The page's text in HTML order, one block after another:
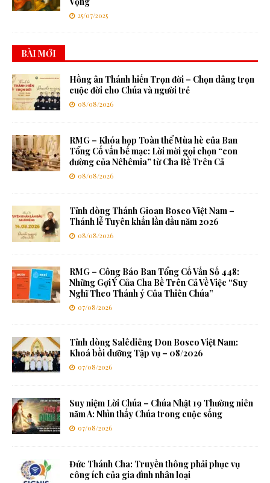
25/07/2025
BÀI MỚI
Hồng ân Thánh hiến Trọn đời – Chọn dâng trọn
cuộc đời cho Chúa và người trẻ
08/08/2026
RMG – Khóa họp Toàn thể Mùa hè của Ban
Tổng Cố vấn bế mạc: Lời mời gọi chọn “con
đường của Nêhêmia” từ Cha Bề Trên Cả
08/08/2026
Tỉnh dòng Thánh Gioan Bosco Việt Nam –
Thánh lễ Tuyên khấn lần đầu năm 2026
08/08/2026
RMG – Công Báo Ban Tổng Cố Vấn Số 448:
Những Gợi Ý Của Cha Bề Trên Cả Về Việc “Suy
Nghĩ Theo Thánh ý Của Thiên Chúa”
07/08/2026
Tỉnh dòng Salêdiêng Don Bosco Việt Nam:
Khoá bồi dưỡng Tập vụ – 08/2026
07/08/2026
Suy niệm Lời Chúa – Chúa Nhật 19 Thường niên
năm A: Nhìn thấy Chúa trong cuộc sống
07/08/2026
Đức Thánh Cha: Truyền thông phải phục vụ
công ích của gia đình nhân loại